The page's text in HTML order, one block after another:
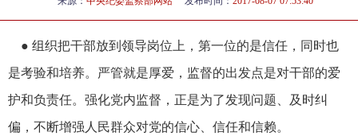
● 组织把干部放到领导岗位上，第一位的是信任，同时也
是考验和培养。严管就是厚爱，监督的出发点是对干部的爱
护和负责任。强化党内监督，正是为了发现问题、及时纠
偏，不断增强人民群众对党的信心、信任和信赖。